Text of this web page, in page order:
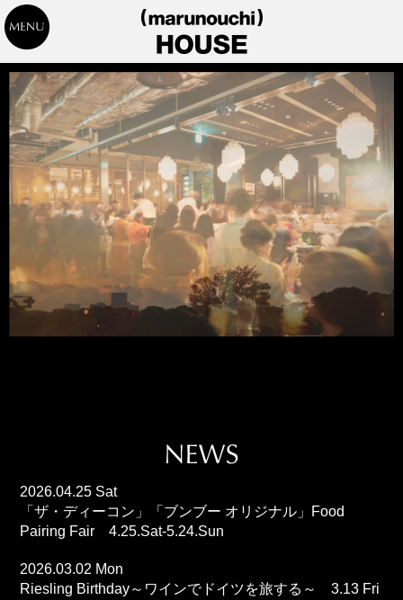
2026.04.25 Sat
「ザ・ディーコン」「ブンブー オリジナル」Food
Pairing Fair 4.25.Sat-5.24.Sun
2026.03.02 Mon
Riesling Birthday～ワインでドイツを旅する～ 3.13 Fri